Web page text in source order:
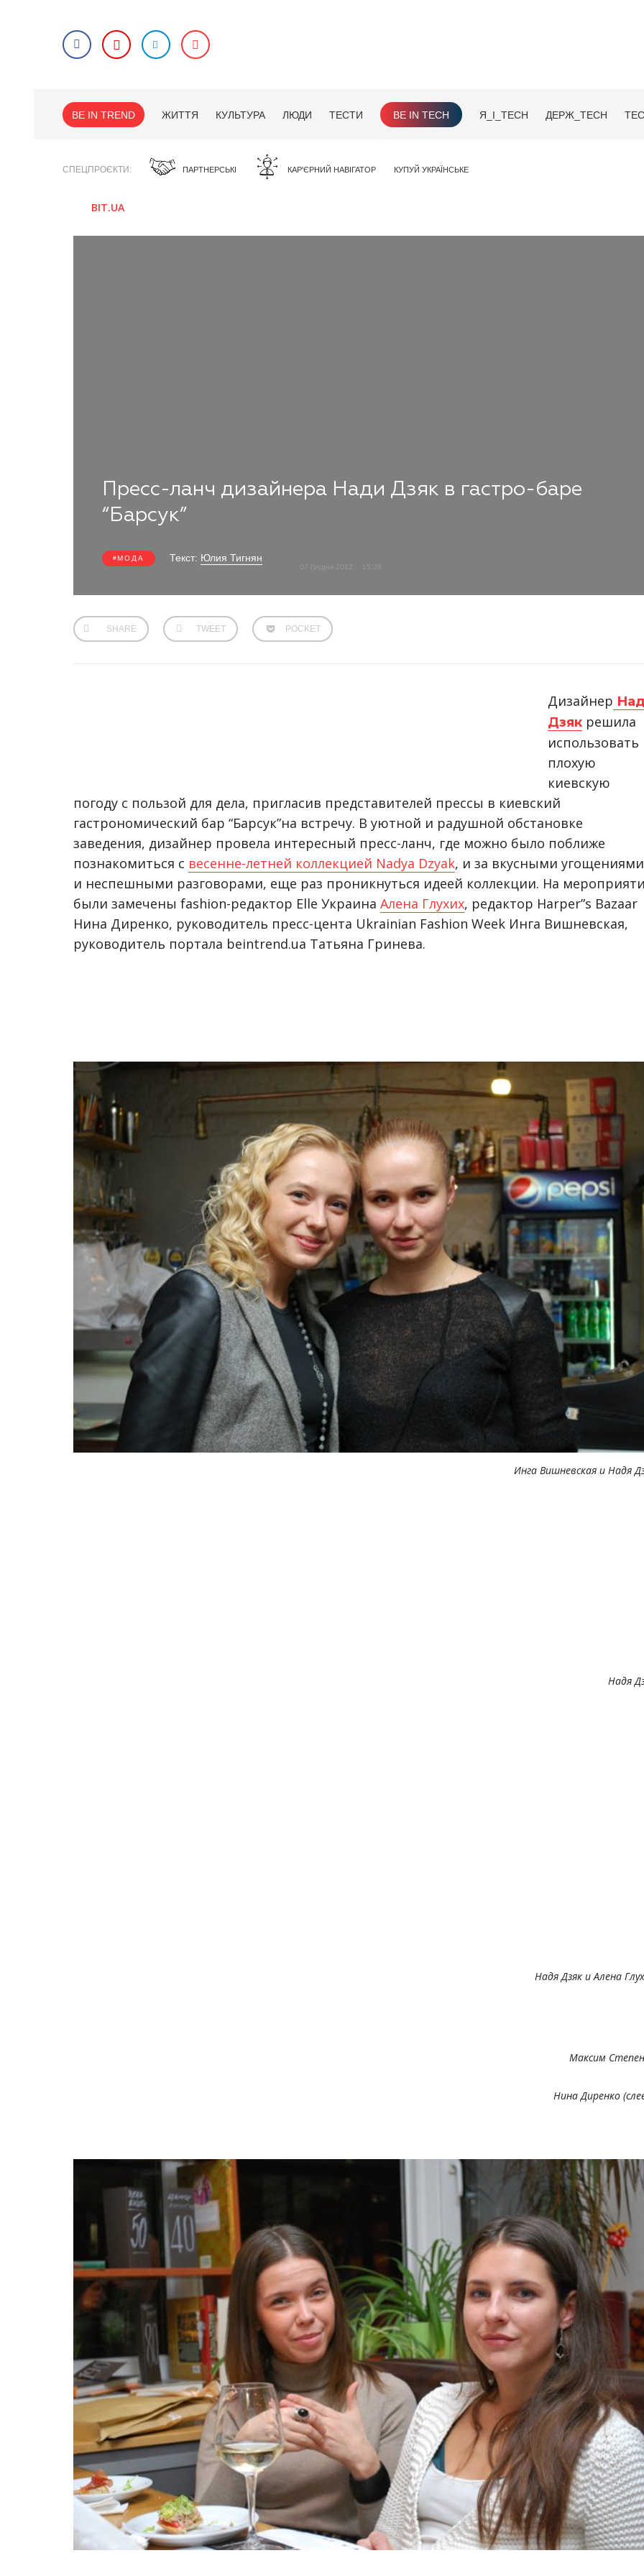
BE IN TREND ЖИТТЯ КУЛЬТУРА ЛЮДИ ТЕСТИ BE IN TECH Я_І_TECH ДЕРЖ_TECH
СПЕЦПРОЄКТИ ПАРТНЕРСЬКІ КАР'ЄРНИЙ НАВІГАТОР КУПУЙ УКРАЇНСЬКЕ
BIT.UA
Пресс-ланч дизайнера Нади Дзяк в гастро-баре
“Барсук”
МОДА Текст: Юлия Тигнян
07 Грудня 2012 15:39
SHARE TWEET POCKET
Дизайнер
Дзяк решила
использовать
плохую
киевскую
погоду с пользой для дела, пригласив представителей прессы в киевский
гастрономический бар “Барсук”на встречу. В уютной и радушной обстановке
заведения, дизайнер провела интересный пресс-ланч, где можно было поближе
познакомиться с весенне-летней коллекцией Nadya Dzyak, и за вкусными угощениями
и неспешными разговорами, еще раз проникнуться идеей коллекции. На
были замечены fashion-редактор Elle Украина Алена Глухих, редактор Harper”s Bazaar
Нина Диренко, руководитель пресс-цента Ukrainian Fashion Week Инга Вишневская,
руководитель портала beintrend.ua Татьяна Гринева.
Инга Вишневская и Надя
Надя
Надя Дзяк и Алена
Максим
Нина Диренко